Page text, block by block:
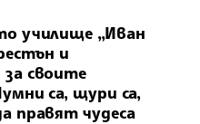
училище „Иван
и
своите
са, щури са,
правят чудеса